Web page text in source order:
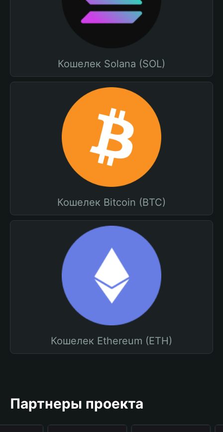
Кошелек Solana (SOL)
Кошелек Bitcoin (BTC)
Кошелек Ethereum (ETH)
Партнеры проекта